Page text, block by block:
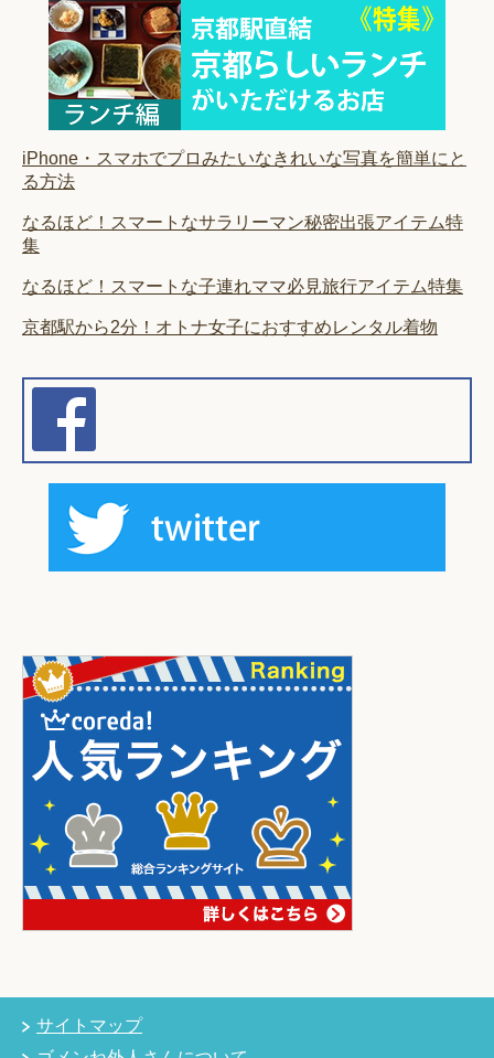
iPhone・スマホでプロみたいなきれいな写真を簡単にと
る方法
なるほど！スマートなサラリーマン秘密出張アイテム特
集
なるほど！スマートな子連れママ必見旅行アイテム特集
京都駅から2分！オトナ女子におすすめレンタル着物
サイトマップ